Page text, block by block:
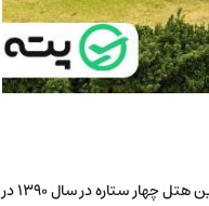
یکی از هتل‌ های موجود در فهرست بهترین هتل‌ های بندر انزلی، هتل دلفین در بندر انزلی است. این هتل چهار ستاره در سال 1390 در